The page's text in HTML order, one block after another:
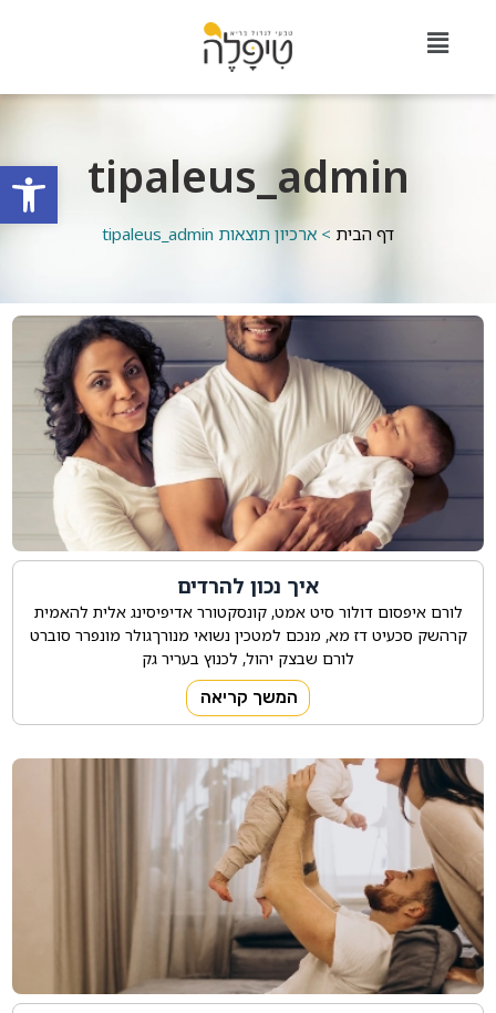
פתח tipaleus_admin
דף הבית > ארכיון תוצאות tipaleus_admin
איך נכון להרדים
לורם איפסום דולור סיט אמט, קונסקטורר אדיפיסינג אלית להאמית
קרהשק סכעיט דז מא, מנכם למטכין נשואי מנורךגולר מונפרר סוברט
לורם שבצק יהול, לכנוץ בעריר גק
המשך קריאה